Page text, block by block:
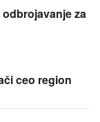
za
ceo region